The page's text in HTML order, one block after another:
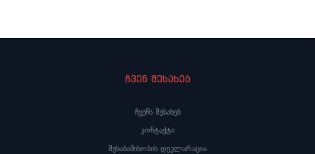
ჩვენ შესახებ
ჩვენს შესახებ
კონტაქტი
შესაბამისობის დეკლარაცია